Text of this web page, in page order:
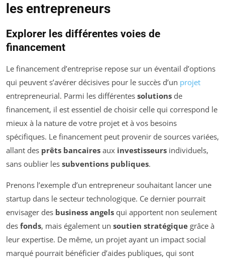
les entrepreneurs
Explorer les différentes voies de
financement
Le financement d’entreprise repose sur un éventail d’options
qui peuvent s’avérer décisives pour le succès d’un projet
entrepreneurial. Parmi les différentes solutions de
financement, il est essentiel de choisir celle qui correspond le
mieux à la nature de votre projet et à vos besoins
spécifiques. Le financement peut provenir de sources variées,
allant des prêts bancaires aux investisseurs individuels,
sans oublier les subventions publiques.
Prenons l’exemple d’un entrepreneur souhaitant lancer une
startup dans le secteur technologique. Ce dernier pourrait
envisager des business angels qui apportent non seulement
des fonds, mais également un soutien stratégique grâce à
leur expertise. De même, un projet ayant un impact social
marqué pourrait bénéficier d’aides publiques, qui sont